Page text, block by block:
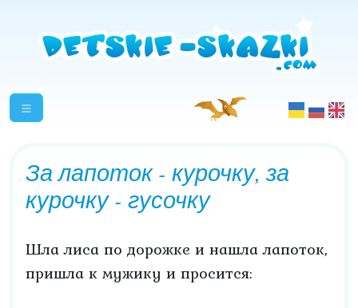
За лапоток - курочку, за
курочку - гусочку
Шла лиса по дорожке и нашла лапоток,
пришла к мужику и просится: